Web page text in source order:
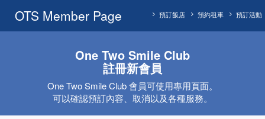
OTS Member Page 預訂活動
預約租車
預訂飯店
One Two Smile Club
註冊新會員
One Two Smile Club 會員可使用專用頁面。
可以確認預訂內容、取消以及各種服務。